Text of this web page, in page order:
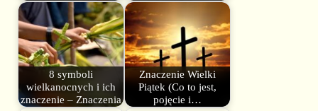
8 symboli
wielkanocnych i ich
znaczenie – Znaczenia
Znaczenie Wielki
Piątek (Co to jest,
pojęcie i…